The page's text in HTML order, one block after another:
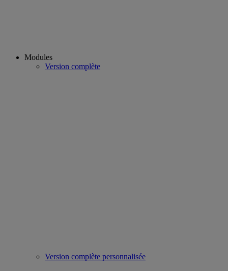
Modules
Version complète
Version complète personnalisée